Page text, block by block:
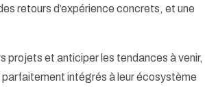
retours d’expérience concrets, et une
projets et anticiper les tendances à venir,
intégrés à leur écosystème